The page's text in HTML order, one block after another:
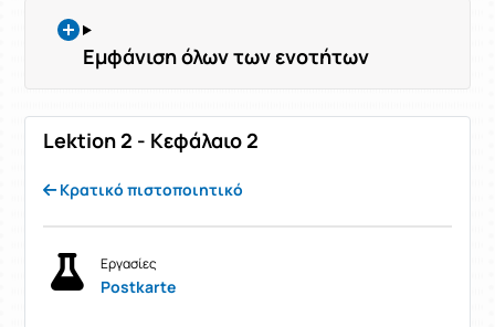
Εμφάνιση όλων των ενοτήτων
Lektion 2 - Κεφάλαιο 2
Κρατικό πιστοποιητικό
Εργασίες
Postkarte